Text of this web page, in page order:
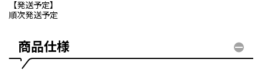
【発送予定】
順次発送予定
商品仕様